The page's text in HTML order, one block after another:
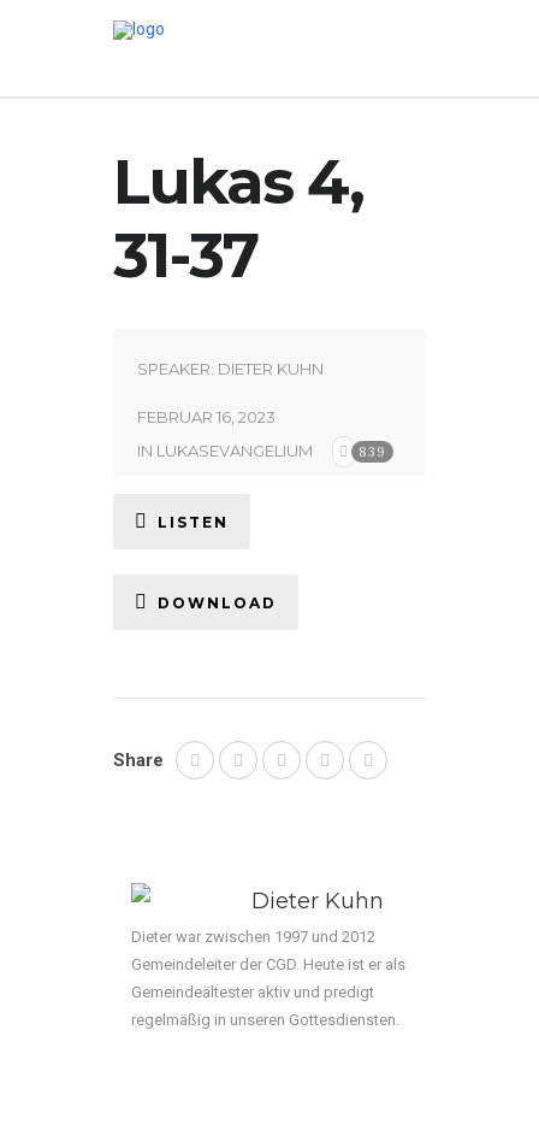
Lukas 4,
31-37
SPEAKER: DIETER KUHN
FEBRUAR 16, 2023
IN LUKASEVANGELIUM 839
LISTEN
DOWNLOAD
Share
Dieter Kuhn
Dieter war zwischen 1997 und 2012
Gemeindeleiter der CGD. Heute ist er als
Gemeindeältester aktiv und predigt
regelmäßig in unseren Gottesdiensten.